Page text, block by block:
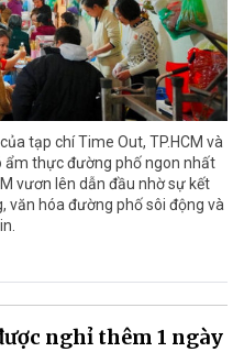
tạp chí Time Out, TP.HCM và
ẩm thực đường phố ngon nhất
vươn lên dẫn đầu nhờ sự kết
văn hóa đường phố sôi động và
nghỉ thêm 1 ngày